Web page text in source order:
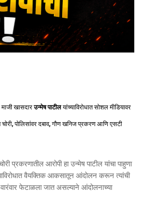
माजी खासदारउन्मेष पाटीलयांच्याविरोधात सोशल मीडियावर
पोलिसांवर दबाव, गौण खनिज प्रकरण आणि एसटी
प्रकरणातील आरोपी हा उन्मेष पाटील यांचा पाहुणा
वैयक्तिक आकसातून आंदोलन करून त्यांची
फेटाळला जात असल्याने आंदोलनाच्या